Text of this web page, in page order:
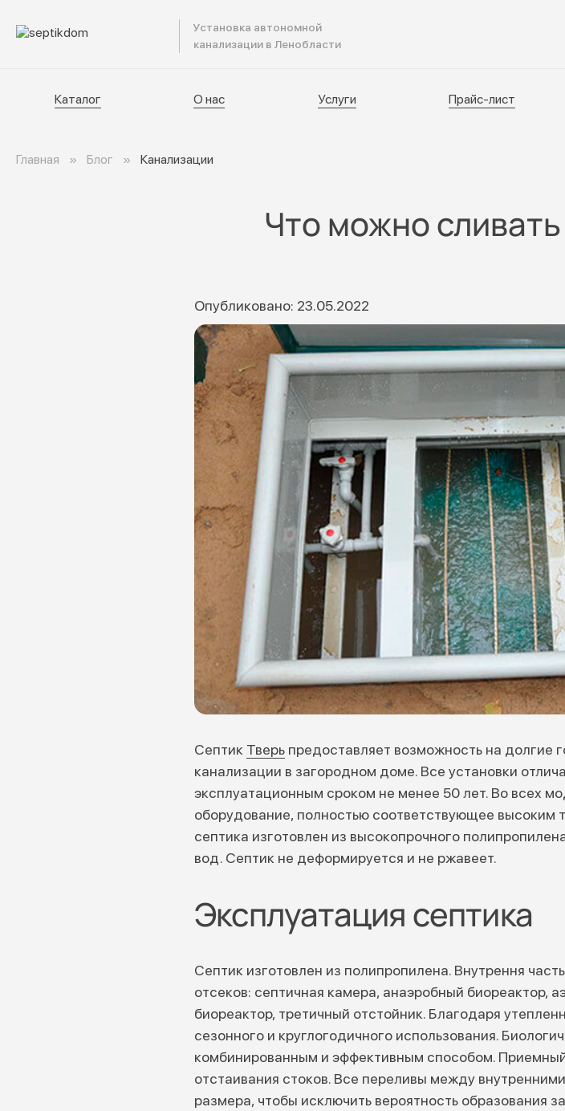
Установка автономной
канализации в Ленобласти
Каталог
Каталог О нас Услуги Прайс-лист
Главная Блог Канализации
Что можно
Опубликовано: 23.05.2022
Септик Тверь предоставляет возможность на долгие
канализации в загородном доме. Все установки
эксплуатационным сроком не менее 50 лет. Во всех
оборудование, полностью соответствующее высоким
септика изготовлен из высокопрочного
вод. Септик не деформируется и не ржавеет.
Эксплуатация септика
Септик изготовлен из полипропилена. Внутрення
отсеков: септичная камера, анаэробный биореактор,
биореактор, третичный отстойник. Благодаря
сезонного и круглогодичного использования.
комбинированным и эффективным способом.
отстаивания стоков. Все переливы между
размера, чтобы исключить вероятность образования